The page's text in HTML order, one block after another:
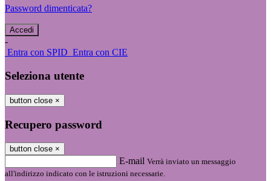
Password dimenticata?
-
Entra con SPID Entra con CIE
Seleziona utente
button close ×
Recupero password
button close ×
E-mail Verrà inviato un messaggio
all'indirizzo indicato con le istruzioni necessarie.